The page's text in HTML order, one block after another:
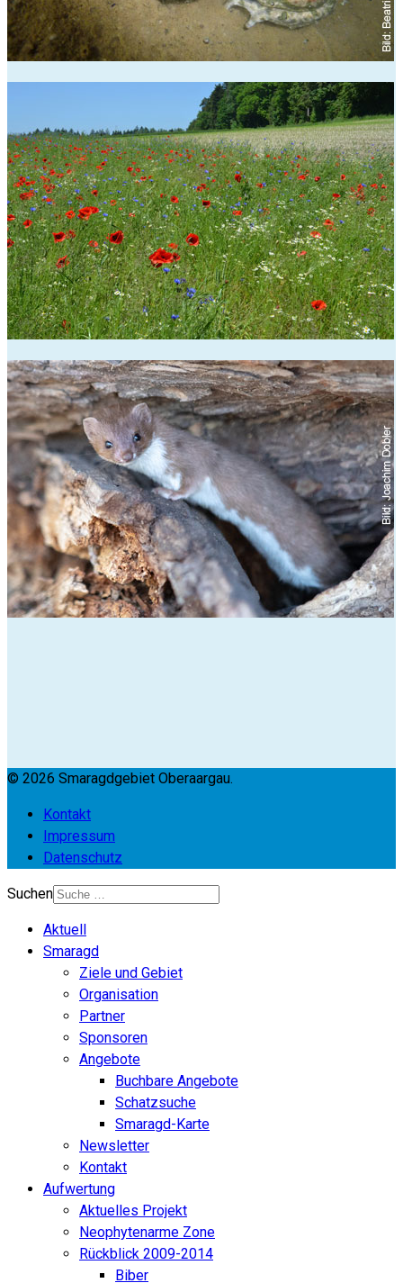
© 2026 Smaragdgebiet Oberaargau.
Kontakt
Impressum
Datenschutz
Suchen
Aktuell
Smaragd
Ziele und Gebiet
Organisation
Partner
Sponsoren
Angebote
Buchbare Angebote
Schatzsuche
Smaragd-Karte
Newsletter
Kontakt
Aufwertung
Aktuelles Projekt
Neophytenarme Zone
Rückblick 2009-2014
Biber